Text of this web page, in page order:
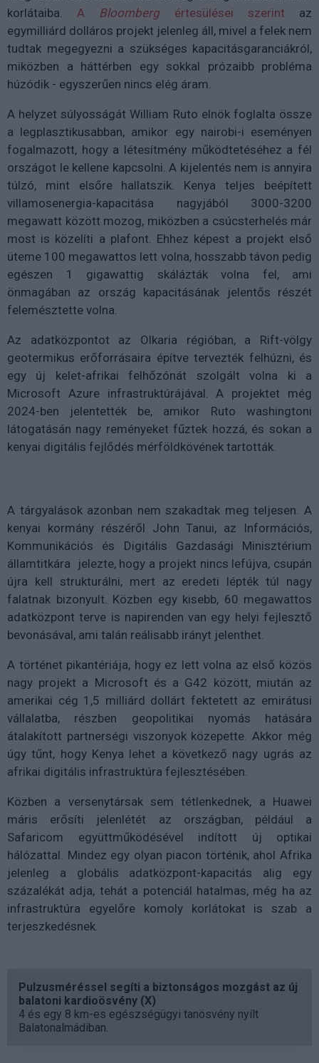
korlátaiba.A Bloombergértesülései szerint az
egymilliárd dolláros projekt jelenleg áll, mivel a felek nem
tudtak megegyezni a szükséges kapacitásgaranciákról,
miközben a háttérben egy sokkal prózaibb probléma
húzódik - egyszerűen nincs elég áram.
A helyzet súlyosságát William Ruto elnök foglalta össze
a legplasztikusabban, amikor egy nairobi-i eseményen
fogalmazott, hogy a létesítmény működtetéséhez a fél
országot le kellene kapcsolni. A kijelentés nem is annyira
túlzó, mint elsőre hallatszik. Kenya teljes beépített
villamosenergia-kapacitása nagyjából 3000-3200
megawatt között mozog, miközben a csúcsterhelés már
most is közelíti a plafont. Ehhez képest a projekt első
üteme 100 megawattos lett volna, hosszabb távon pedig
egészen 1 gigawattig skálázták volna fel, ami
önmagában az ország kapacitásának jelentős részét
felemésztette volna.
Az adatközpontot az Olkaria régióban, a Rift-völgy
geotermikus erőforrásaira építve tervezték felhúzni, és
egy új kelet-afrikai felhőzónát szolgált volna ki a
Microsoft Azure infrastruktúrájával. A projektet még
2024-ben jelentették be, amikor Ruto washingtoni
látogatásán nagy reményeket fűztek hozzá, és sokan a
kenyai digitális fejlődés mérföldkövének tartották.
A tárgyalások azonban nem szakadtak meg teljesen. A
kenyai kormány részéről John Tanui, az Információs,
Kommunikációs és Digitális Gazdasági Minisztérium
államtitkára jelezte, hogy a projekt nincs lefújva, csupán
újra kell strukturálni, mert az eredeti lépték túl nagy
falatnak bizonyult. Közben egy kisebb, 60 megawattos
adatközpont terve is napirenden van egy helyi fejlesztő
bevonásával, ami talán reálisabb irányt jelenthet.
A történet pikantériája, hogy ez lett volna az első közös
nagy projekt a Microsoft és a G42 között, miután az
amerikai cég 1,5 milliárd dollárt fektetett az emirátusi
vállalatba, részben geopolitikai nyomás hatására
átalakított partnerségi viszonyok közepette. Akkor még
úgy tűnt, hogy Kenya lehet a következő nagy ugrás az
afrikai digitális infrastruktúra fejlesztésében.
Közben a versenytársak sem tétlenkednek, a Huawei
máris erősíti jelenlétét az országban, például a
Safaricom együttműködésével indított új optikai
hálózattal. Mindez egy olyan piacon történik, ahol Afrika
jelenleg a globális adatközpont-kapacitás alig egy
százalékát adja, tehát a potenciál hatalmas, még ha az
infrastruktúra egyelőre komoly korlátokat is szab a
terjeszkedésnek.
Pulzusméréssel segíti a biztonságos mozgást az új
balatoni kardioösvény (X)
4 és egy 8 km-es egészségügyi tanösvény nyílt
Balatonalmádiban.